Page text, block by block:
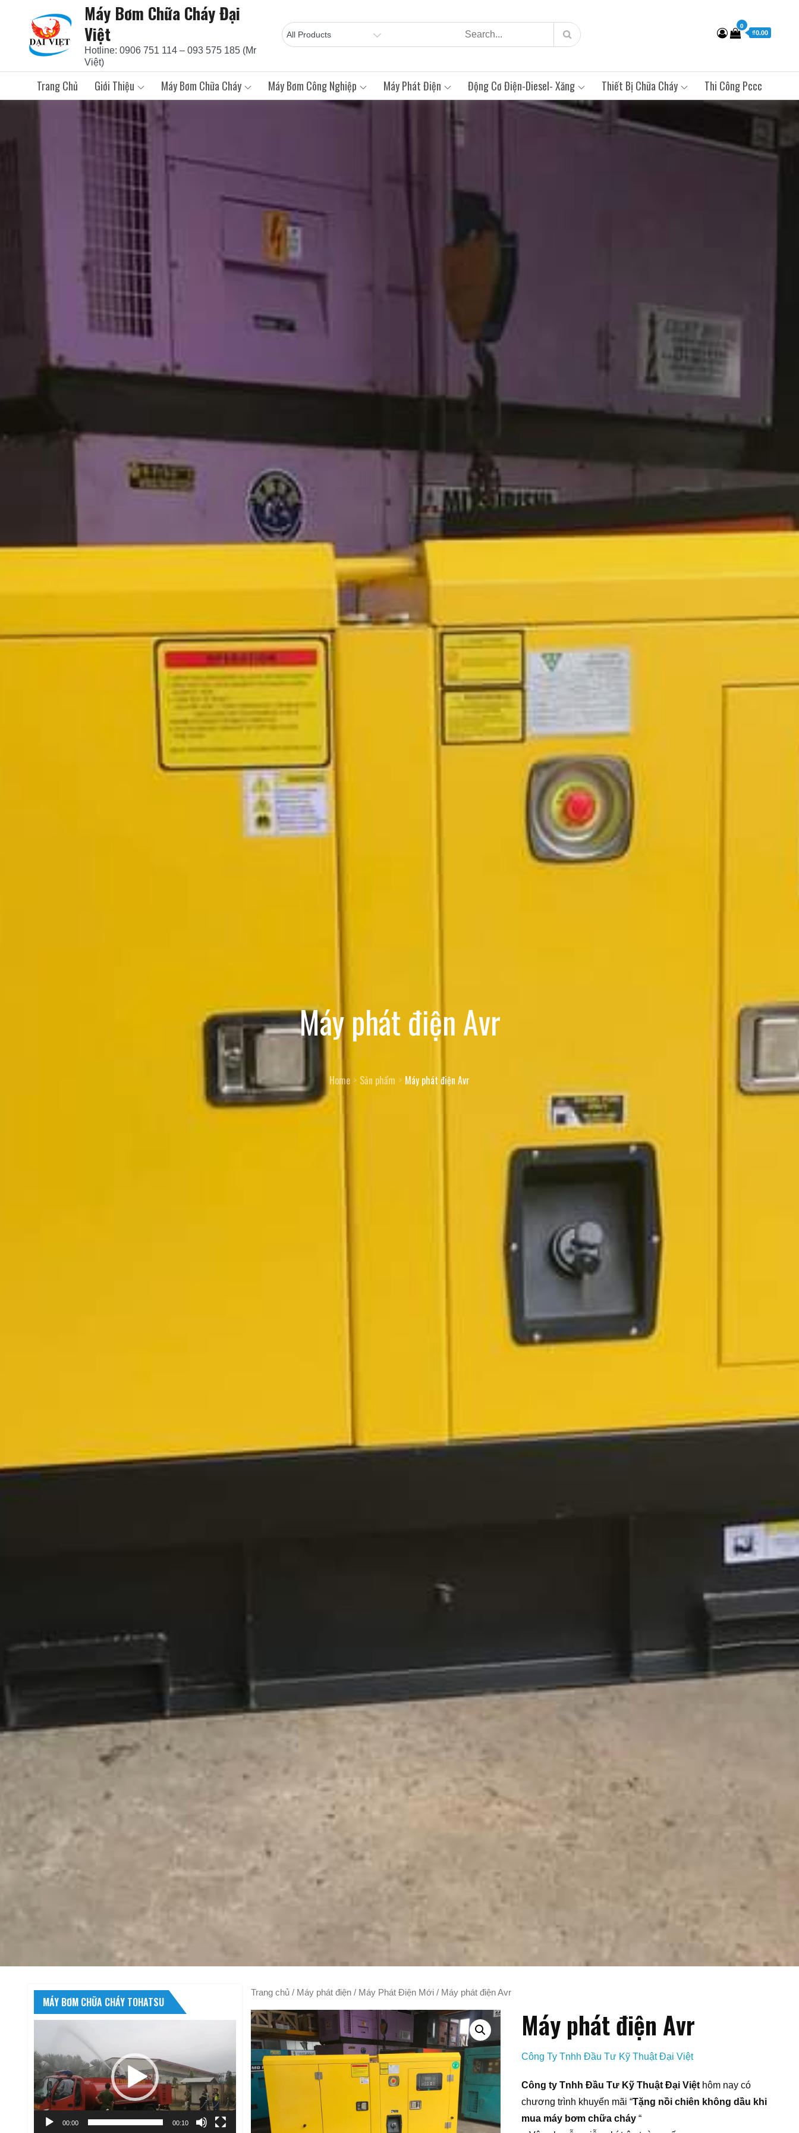
content
Máy Bơm Chữa Cháy Đại
Việt
Hotline: 0906 751 114 – 093 575 185 (Mr
Việt)
0
₫0.00
Trang Chủ Giới Thiệu Máy Bơm Chữa Cháy Máy Bơm Công Nghiệp Máy Phát Điện Động Cơ Điện-Diesel- Xăng Thiết Bị Chữa Cháy Thi Công Pccc
Máy phát điện Avr
Home Sản phẩm Máy phát điện Avr
Trang chủ / Máy phát điện / Máy Phát Điện Mới / Máy phát điện Avr
Máy phát điện Avr
Công Ty Tnhh Đầu Tư Kỹ Thuật Đại Việt
Công ty Tnhh Đầu Tư Kỹ Thuật Đại Việt hôm nay có
chương trình khuyến mãi “Tặng nồi chiên không dầu khi
mua máy bơm chữa cháy “
MÁY BƠM CHỮA CHÁY TOHATSU
Video
00:00 00:10